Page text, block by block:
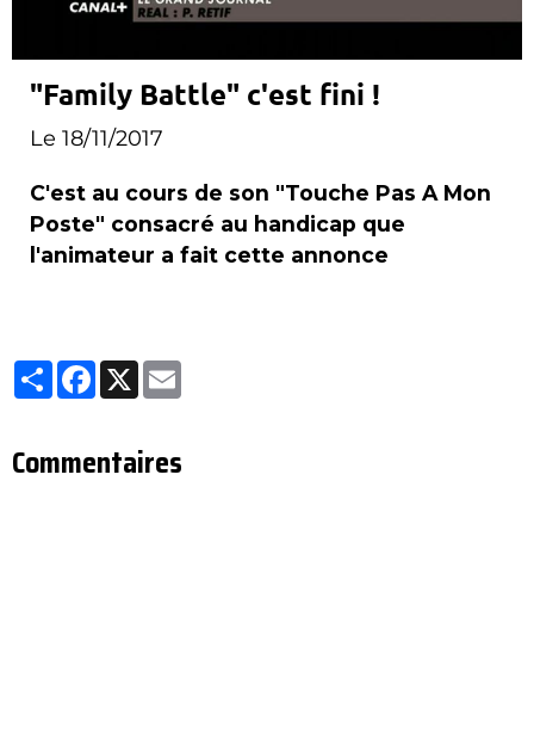
"Family Battle" c'est fini !
Le 18/11/2017
C'est au cours de son "Touche Pas A Mon
Poste" consacré au handicap que
l'animateur a fait cette annonce
Partager
Facebook
X
Commentaires